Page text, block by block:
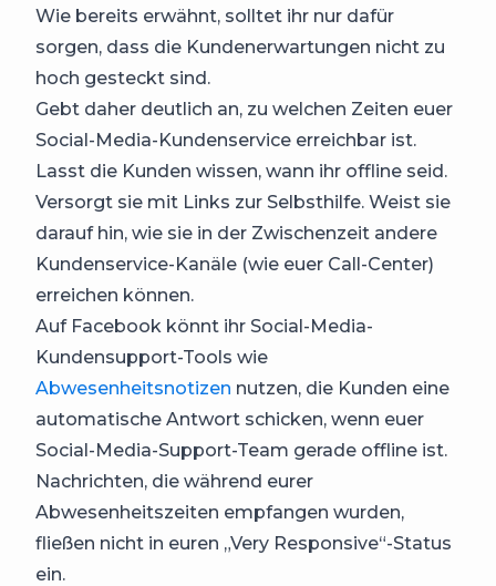
Wie bereits erwähnt, solltet ihr nur dafür
sorgen, dass die Kundenerwartungen nicht zu
hoch gesteckt sind.
Gebt daher deutlich an, zu welchen Zeiten euer
Social-Media-Kundenservice erreichbar ist.
Lasst die Kunden wissen, wann ihr offline seid.
Versorgt sie mit Links zur Selbsthilfe. Weist sie
darauf hin, wie sie in der Zwischenzeit andere
Kundenservice-Kanäle (wie euer Call-Center)
erreichen können.
Auf Facebook könnt ihr Social-Media-
Kundensupport-Tools wie
Abwesenheitsnotizen nutzen, die Kunden eine
automatische Antwort schicken, wenn euer
Social-Media-Support-Team gerade offline ist.
Nachrichten, die während eurer
Abwesenheitszeiten empfangen wurden,
fließen nicht in euren „Very Responsive“-Status
ein.